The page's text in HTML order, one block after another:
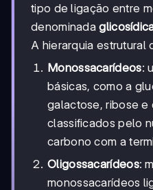
tipo de ligação entre
denominada
A hierarquia estrutural
Monossacarídeos:
básicas, como a
galactose, ribose e
classificados pelo
carbono com a
Oligossacarídeos:
monossacarídeos